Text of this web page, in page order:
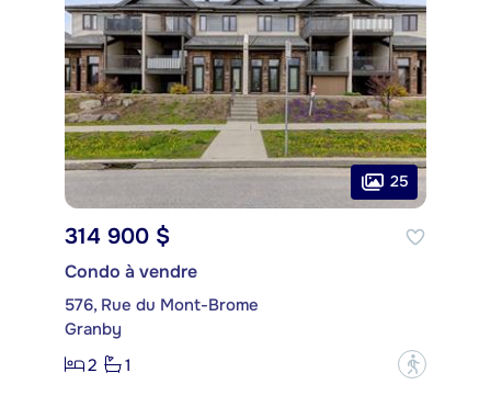
25
314 900 $
Condo à vendre
576, Rue du Mont-Brome
Granby
2
1 ?